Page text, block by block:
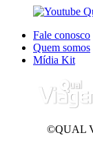
Fale conosco
Quem somos
Mídia Kit
©QUAL